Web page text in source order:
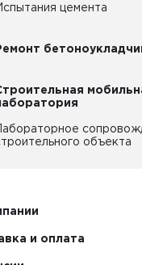
цемента
объекта
и оплата